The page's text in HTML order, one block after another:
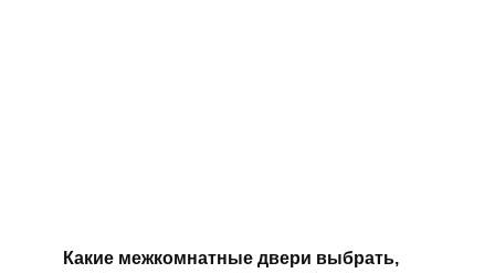
Какие межкомнатные двери выбрать,